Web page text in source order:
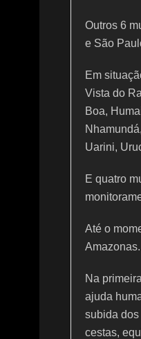
Outros 6
e São
Em
Vista do
Boa,
Uarini,
E quatro
Até o
Amazonas.
Na
ajuda
subida dos
cestas,